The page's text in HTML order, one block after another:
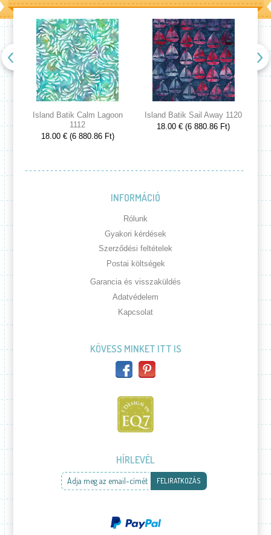
Island Batik Calm Lagoon
1112
18.00 € (6 880.86 Ft)
Island Batik Sail Away 1120
18.00 € (6 880.86 Ft)
INFORMÁCIÓ
Rólunk
Gyakori kérdések
Szerződési feltételek
Postai költségek
Garancia és visszaküldés
Adatvédelem
Kapcsolat
KÖVESS MINKET ITT IS
HÍRLEVÉL
Adja meg az email-címét FELIRATKOZÁS